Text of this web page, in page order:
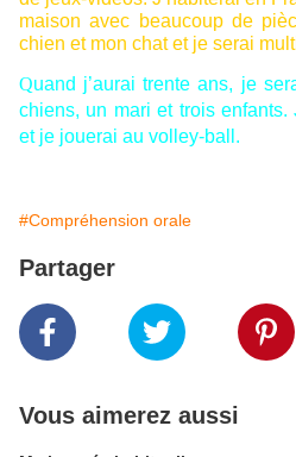
maison avec beaucoup de
chien et mon chat et je serai
Quand j’aurai trente ans, je
chiens, un mari et trois enfants.
et je jouerai au volley-ball.
#Compréhension orale
Partager
Vous aimerez aussi